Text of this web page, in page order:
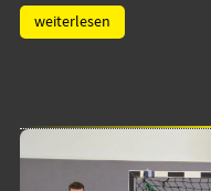
weiterlesen